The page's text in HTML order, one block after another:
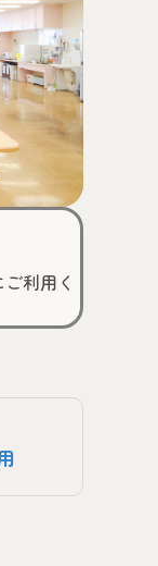
利用く